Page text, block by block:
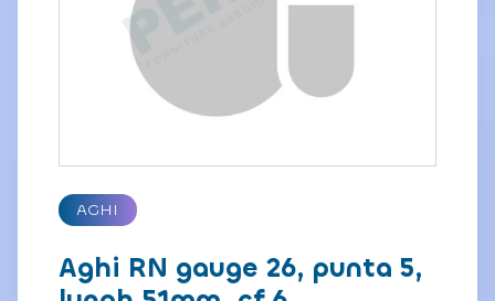
AGHI
Aghi RN gauge 26, punta 5,